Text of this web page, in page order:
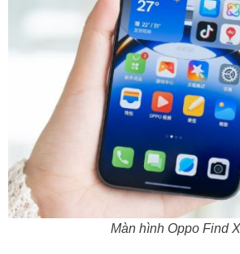
Màn hình Oppo Find